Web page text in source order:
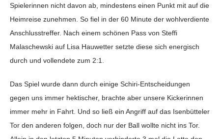
Spielerinnen nicht davon ab, mindestens einen Punkt mit auf die
Heimreise zunehmen. So fiel in der 60 Minute der wohlverdiente
Anschlusstreffer. Nach einem schönen Pass von Steffi
Malaschewski auf Lisa Hauwetter setzte diese sich energisch
durch und vollendete zum 2:1.
Das Spiel wurde dann durch einige Schiri-Entscheidungen
gegen uns immer hektischer, brachte aber unsere Kickerinnen
immer mehr in Fahrt. Und so ließ ein Angriff auf das Isenbütteler
Tor den anderen folgen, doch nur der Ball wollte nicht ins Tor.